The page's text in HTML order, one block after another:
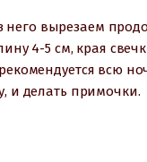
него вырезаем
4-5 см, края
всю
и делать примочки.